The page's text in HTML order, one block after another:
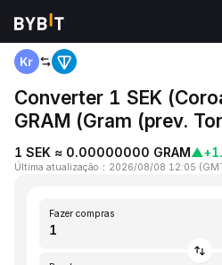
Página inicial Coroa sueca(SEK) to
Converter 1 SEK
GRAM (Gram (prev.
1 SEK ≈ 0.00000000 GRAM▲
Última atualização ： 2026/08/08 12:05 (
Fazer compras